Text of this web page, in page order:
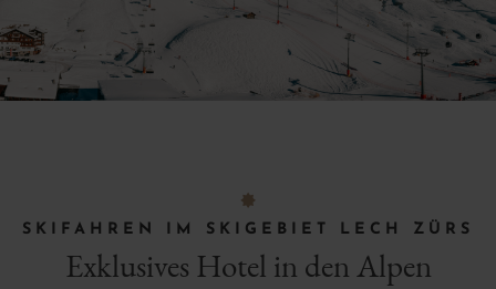
F
SKIFAHREN IM SKIGEBIET LECH ZÜRS
Exklusives Hotel in den Alpen